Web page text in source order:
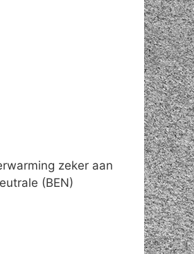
zeker aan
(BEN)